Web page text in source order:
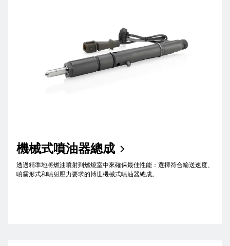
機械式噴油器總成
透過精準地將燃油噴射到燃燒室中來確保最佳性能：選擇符合輸送速度、
噴霧形式和噴射壓力要求的博世機械式噴油器總成。